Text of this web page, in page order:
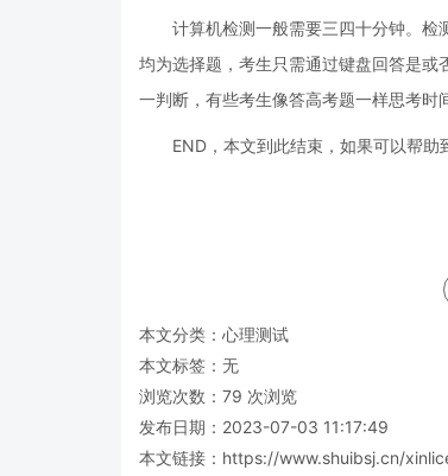
计算机检测一般需要三四十分钟。
均为选择题，考生只需通过键盘回答是
一判断，有些考生像答高考题一样思考时
END，本文到此结束，如果可以帮助
本文分类： 心理测试
本文标签：无
浏览次数： 79 次浏览
发布日期：2023-07-03 11:17:49
本文链接： https://www.shuibsj.cn/